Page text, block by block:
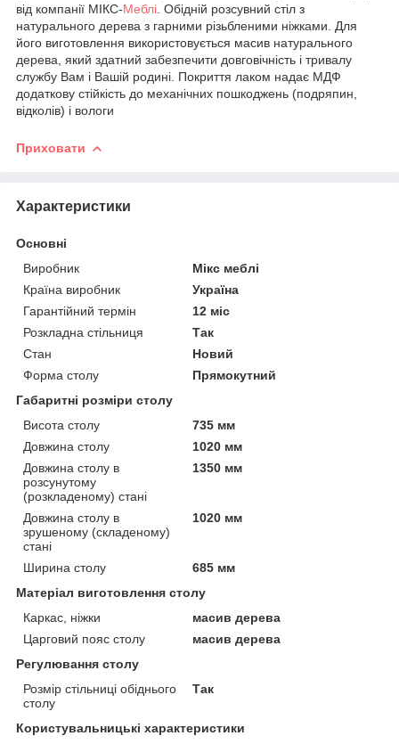
від компанії МІКС-Меблі . Обідній розсувний стіл з
натурального дерева з гарними різьбленими ніжками. Для
його виготовлення використовується масив натурального
дерева, який здатний забезпечити довговічність і тривалу
службу Вам і Вашій родині. Покриття лаком надає МДФ
додаткову стійкість до механічних пошкоджень (подряпин,
відколів) і вологи
Приховати
Характеристики
Основні
Виробник
Мікс меблі
Країна виробник
Україна
Гарантійний термін
12 міс
Розкладна стільниця
Так
Стан
Новий
Форма столу
Прямокутний
Габаритні розміри столу
Висота столу
735 мм
Довжина столу
1020 мм
Довжина столу в
розсунутому
(розкладеному) стані
1350 мм
Довжина столу в
зрушеному (складеному)
стані
1020 мм
Ширина столу
685 мм
Матеріал виготовлення столу
Каркас, ніжки
масив дерева
Царговий пояс столу
масив дерева
Регулювання столу
Розмір стільниці обіднього
столу
Так
Користувальницькі характеристики